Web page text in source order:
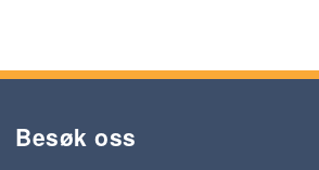
Besøk oss